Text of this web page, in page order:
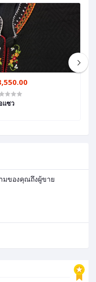
แซว
มของคุณถึงผู้ขาย